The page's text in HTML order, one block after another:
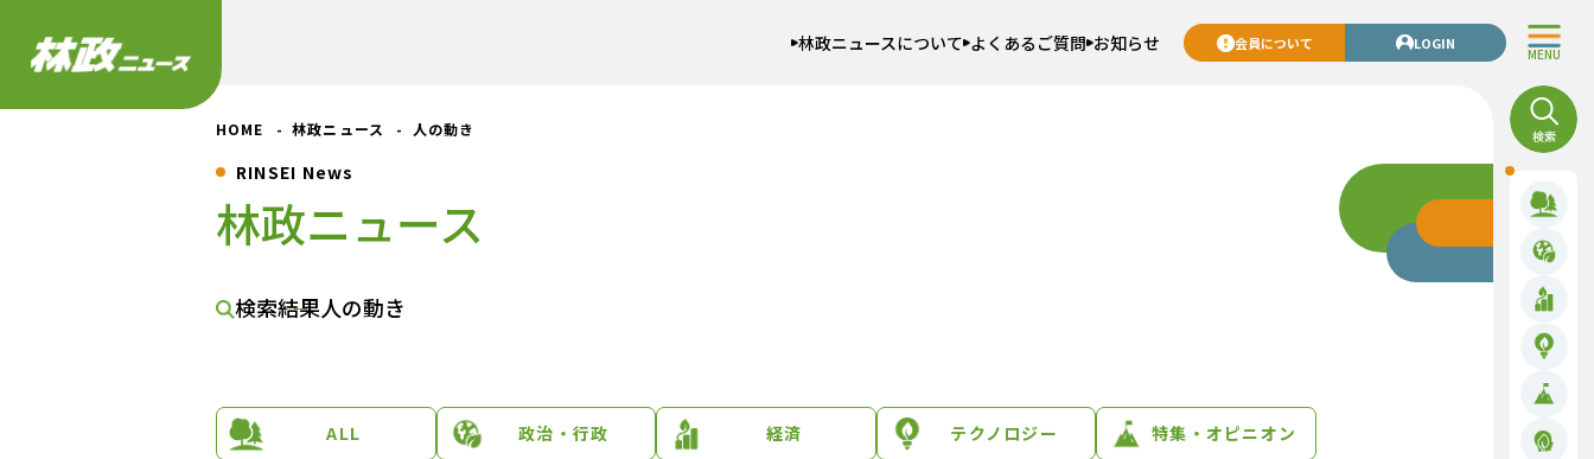
MENU
林政ニュースについて よくあるご質問 お知らせ 会員について LOGIN
HOME 林政ニュース 人の動き
RINSEI News
林政ニュース
検索結果人の動き
ALL 政治・行政 経済 テクノロジー 特集・オピニオン